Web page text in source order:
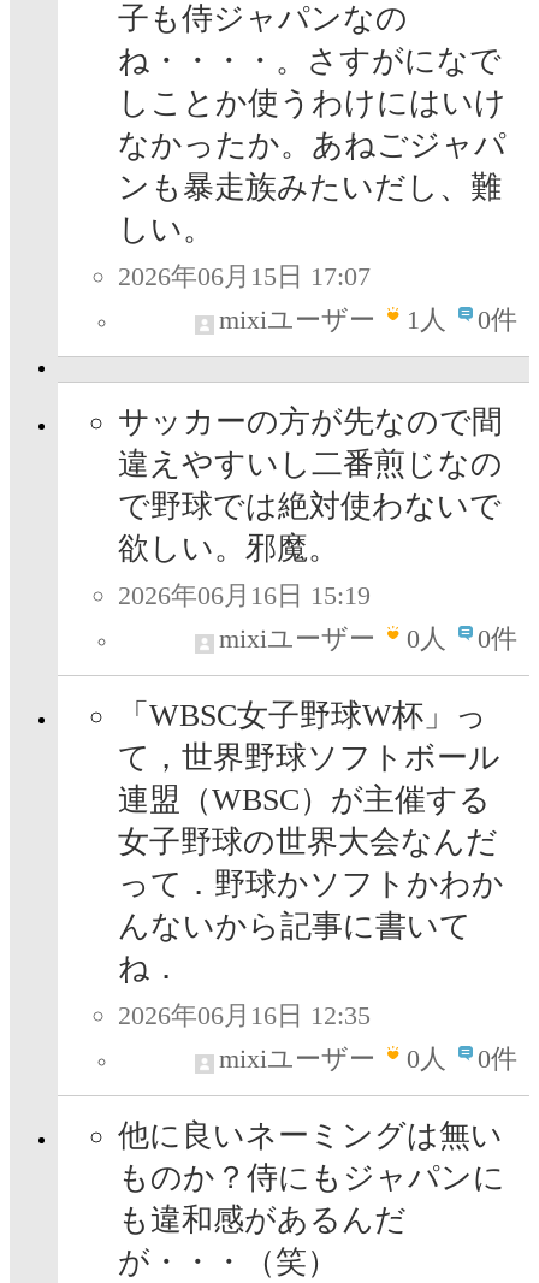
子も侍ジャパンなの
ね・・・・。さすがになで
しことか使うわけにはいけ
なかったか。あねごジャパ
ンも暴走族みたいだし、難
しい。
2026年06月15日 17:07
mixiユーザー
1人 0件
サッカーの方が先なので間
違えやすいし二番煎じなの
で野球では絶対使わないで
欲しい。邪魔。
2026年06月16日 15:19
mixiユーザー
0人 0件
「WBSC女子野球W杯」っ
て，世界野球ソフトボール
連盟（WBSC）が主催する
女子野球の世界大会なんだ
って．野球かソフトかわか
んないから記事に書いて
ね．
2026年06月16日 12:35
mixiユーザー
0人 0件
他に良いネーミングは無い
ものか？侍にもジャパンに
も違和感があるんだ
が・・・（笑）